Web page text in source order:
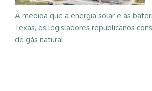
À medida que a energia solar e as
Texas, os legisladores republicanos
de gás natural